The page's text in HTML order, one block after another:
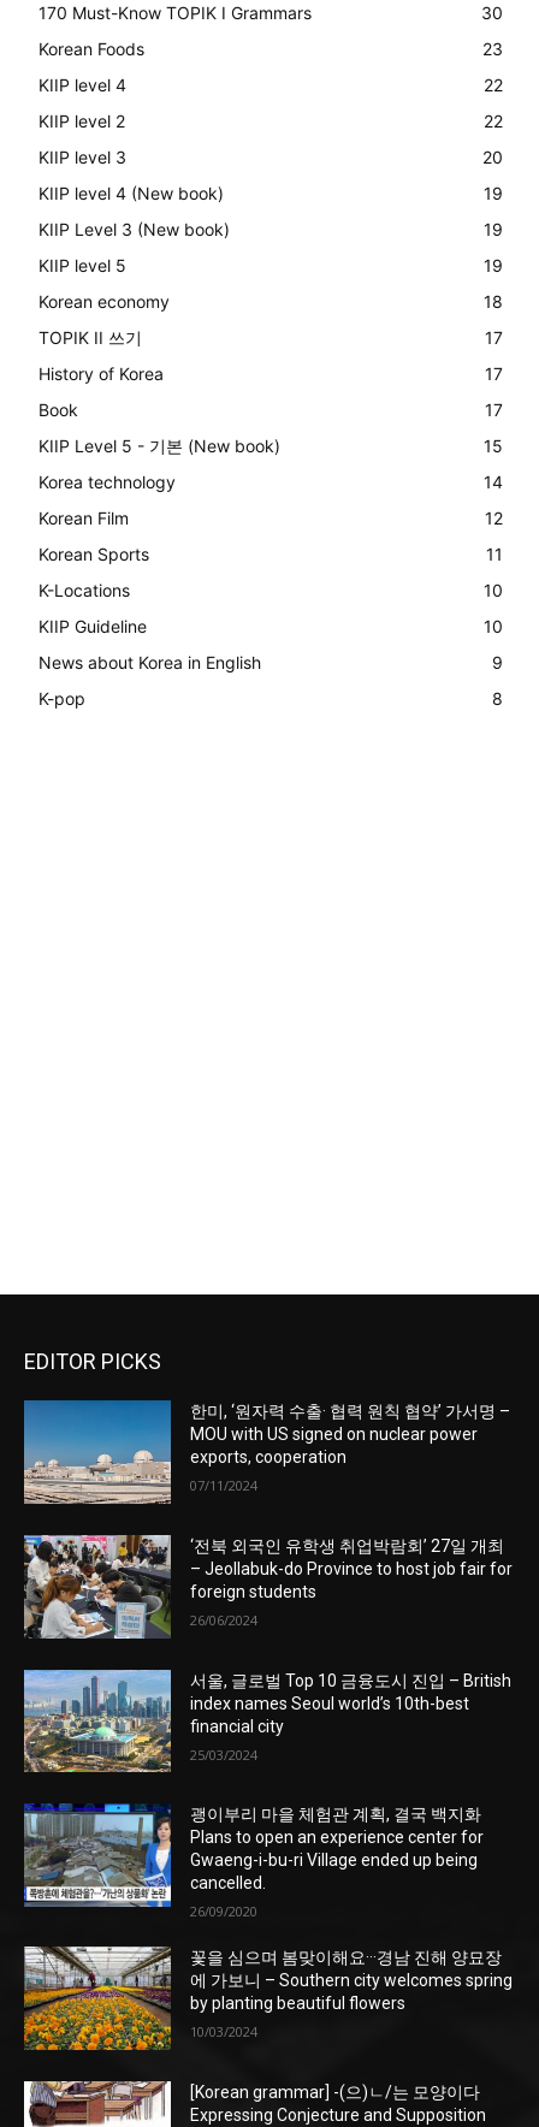
170 Must-Know TOPIK I Grammars
30
Korean Foods
23
KIIP level 4
22
KIIP level 2
22
KIIP level 3
20
KIIP level 4 (New book)
19
KIIP Level 3 (New book)
19
KIIP level 5
19
Korean economy
18
TOPIK II 쓰기
17
History of Korea
17
Book
17
KIIP Level 5 - 기본 (New book)
15
Korea technology
14
Korean Film
12
Korean Sports
11
K-Locations
10
KIIP Guideline
10
News about Korea in English
9
K-pop
8
EDITOR PICKS
한미, ‘원자력 수출· 협력 원칙 협약’ 가서명 –
MOU with US signed on nuclear power
exports, cooperation
07/11/2024
‘전북 외국인 유학생 취업박람회’ 27일 개최
– Jeollabuk-do Province to host job fair for
foreign students
26/06/2024
서울, 글로벌 Top 10 금융도시 진입 – British
index names Seoul world’s 10th-best
financial city
25/03/2024
괭이부리 마을 체험관 계획, 결국 백지화
Plans to open an experience center for
Gwaeng-i-bu-ri Village ended up being
cancelled.
26/09/2020
꽃을 심으며 봄맞이해요···경남 진해 양묘장
에 가보니 – Southern city welcomes spring
by planting beautiful flowers
10/03/2024
[Korean grammar] -(으)ㄴ/는 모양이다
Expressing Conjecture and Supposition